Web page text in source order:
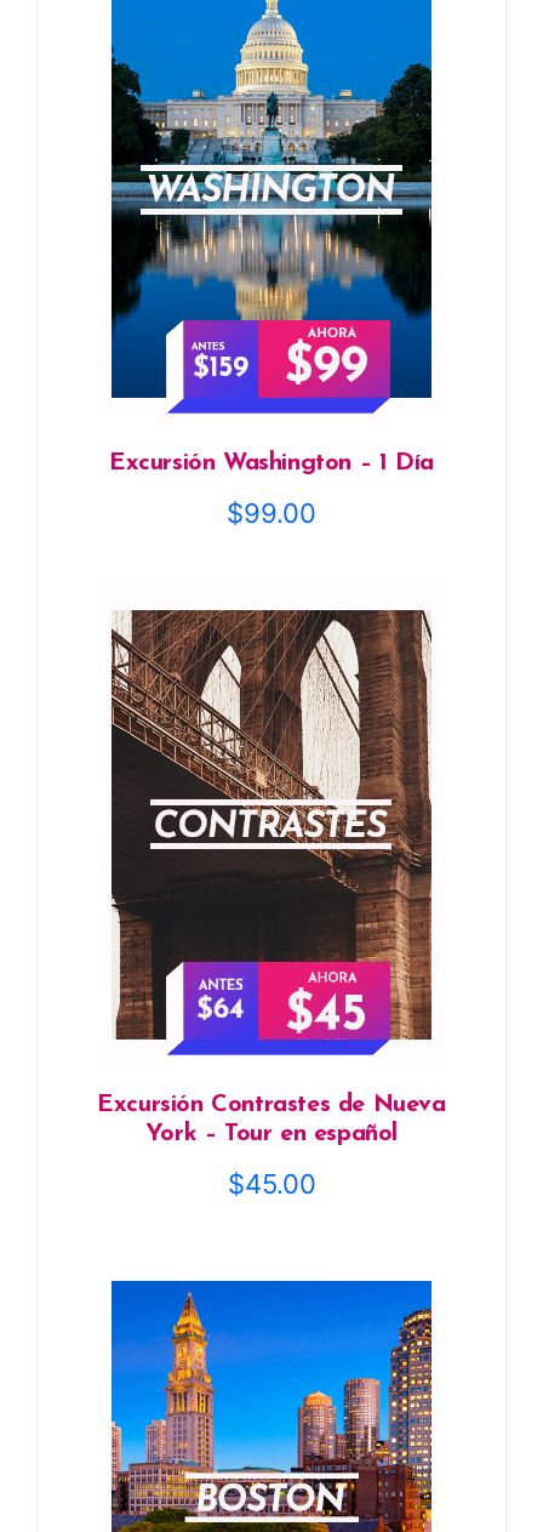
Excursión Washington – 1 Día
$99.00
Excursión Contrastes de Nueva
York – Tour en español
$45.00